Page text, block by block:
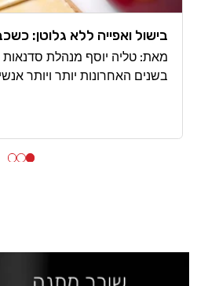
בישול ואפייה ללא גלוטן:
בשנים האחרונות יותר ויותר